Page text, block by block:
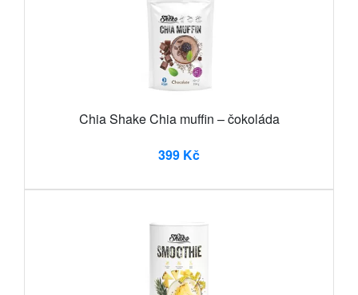
Chia Shake Chia muffin – čokoláda
399 Kč